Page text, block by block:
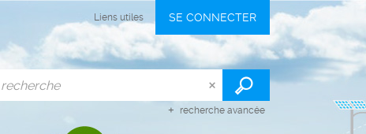
Liens utiles SE CONNECTER
recherche avancée